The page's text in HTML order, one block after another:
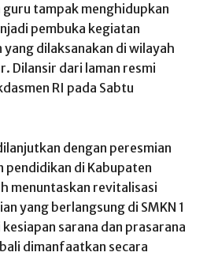
tampak menghidupkan
pembuka kegiatan
dilaksanakan di wilayah
Dilansir dari laman resmi
RI pada Sabtu
dengan peresmian
pendidikan di Kabupaten
menuntaskan revitalisasi
yang berlangsung di SMKN 1
sarana dan prasarana
dimanfaatkan secara